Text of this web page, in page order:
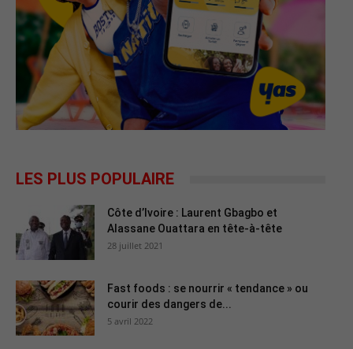
LES PLUS POPULAIRE
Côte d’Ivoire : Laurent Gbagbo et
Alassane Ouattara en tête-à-tête
28 juillet 2021
Fast foods : se nourrir « tendance » ou
courir des dangers de...
5 avril 2022